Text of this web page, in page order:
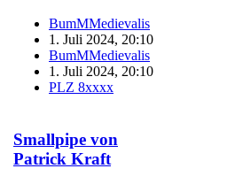
BumMMedievalis
1. Juli 2024, 20:10
BumMMedievalis
1. Juli 2024, 20:10
PLZ 8xxxx
Smallpipe von
Patrick Kraft